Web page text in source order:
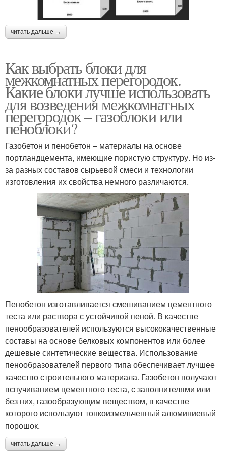
читать дальше →
Как выбрать блоки для
межкомнатных перегородок.
Какие блоки лучше использовать
для возведения межкомнатных
перегородок – газоблоки или
пеноблоки?
Газобетон и пенобетон – материалы на основе
портландцемента, имеющие пористую структуру. Но из-
за разных составов сырьевой смеси и технологии
изготовления их свойства немного различаются.
Пенобетон изготавливается смешиванием цементного
теста или раствора с устойчивой пеной. В качестве
пенообразователей используются высококачественные
составы на основе белковых компонентов или более
дешевые синтетические вещества. Использование
пенообразователей первого типа обеспечивает лучшее
качество строительного материала. Газобетон получают
вспучиванием цементного теста, с заполнителями или
без них, газообразующим веществом, в качестве
которого используют тонкоизмельченный алюминиевый
порошок.
читать дальше →